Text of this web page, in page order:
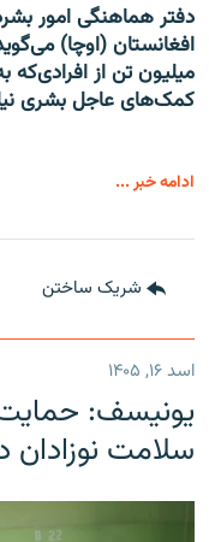
دفتر هماهنگی امور
میلیون تن از افرادی‌که
کمک‌های عاجل بشری
ادامه خبر ...
شریک ساختن
اسد ۱۶, ۱۴۰۵
یونیسف: حمایت
سلامت